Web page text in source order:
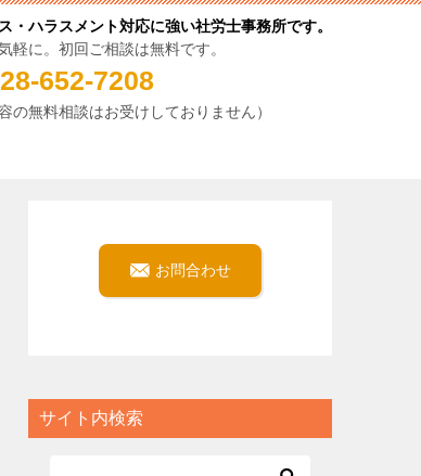
・ハラスメント対応に強い社労士事務所です。
軽に。初回ご相談は無料です。
652-7208
の無料相談はお受けしておりません）
お問合わせ
サイト内検索